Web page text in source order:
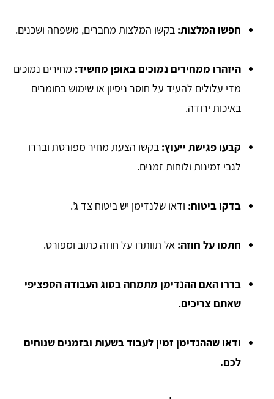
חפשו המלצות: בקשו המלצות מחברים, משפחה ושכנים.
היזהרו ממחירים נמוכים באופן מחשיד: מחירים נמוכים
מדי עלולים להעיד על חוסר ניסיון או שימוש בחומרים
באיכות ירודה.
קבעו פגישת ייעוץ: בקשו הצעת מחיר מפורטת ובררו
לגבי זמינות ולוחות זמנים.
בדקו ביטוח: ודאו שלנדימן יש ביטוח צד ג'.
חתמו על חוזה: אל תוותרו על חוזה כתוב ומפורט.
בררו האם ההנדימן מתמחה בסוג העבודה הספציפי
שאתם צריכים.
ודאו שההנדימן זמין לעבוד בשעות ובזמנים שנוחים
לכם.